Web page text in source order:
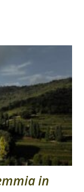
in